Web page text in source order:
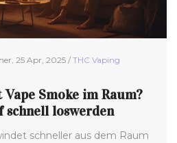
25 Apr, 2025 / THC Vaping
Smoke im Raum?
schnell loswerden
schneller aus dem Raum